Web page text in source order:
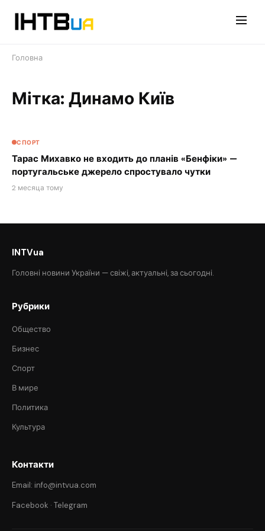
Головна
Мітка: Динамо Київ
СПОРТ
Тарас Михавко не входить до планів «Бенфіки» —
португальське джерело спростувало чутки
2 месяца тому
INTVua
Головні новини України — свіжі, актуальні, за сьогодні.
Рубрики
Общество
Бизнес
Спорт
В мире
Политика
Культура
Контакти
Email: info@intvua.com
Facebook · Telegram